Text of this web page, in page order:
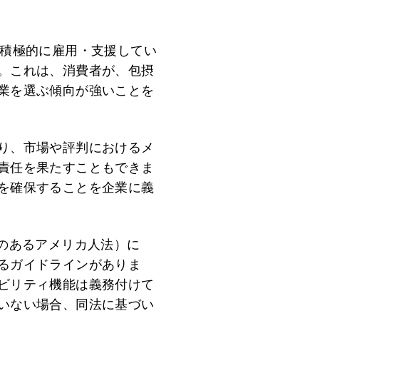
極的に雇用・支援してい
これは、消費者が、包摂
を選ぶ傾向が強いことを
、市場や評判におけるメ
任を果たすこともできま
確保することを企業に義
るアメリカ人法）に
ガイドラインがありま
リティ機能は義務付けて
ない場合、同法に基づい